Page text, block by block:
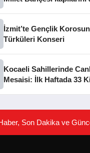
İzmit’te Gençlik
Türküleri Konseri
Kocaeli Sahillerinde
Mesaisi: İlk Haftada 33
Son Dakika ve